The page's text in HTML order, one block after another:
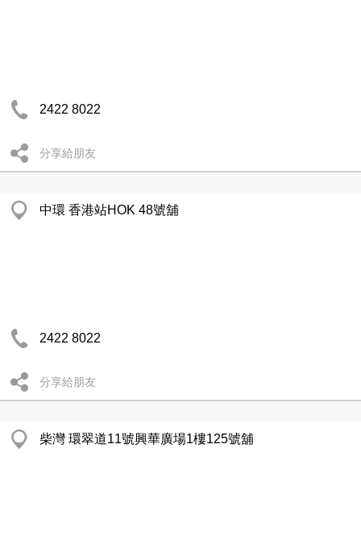
2422 8022
分享給朋友
中環 香港站HOK 48號舖
2422 8022
分享給朋友
柴灣 環翠道11號興華廣場1樓125號舖